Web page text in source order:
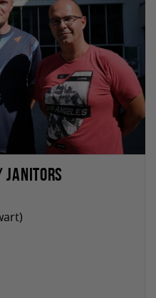
Janitors